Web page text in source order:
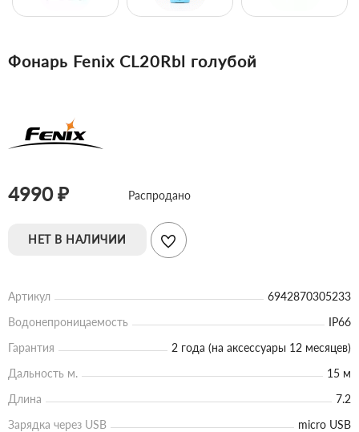
Фонарь Fenix CL20Rbl голубой
4990 ₽ Распродано
НЕТ В НАЛИЧИИ
Артикул
6942870305233
Водонепроницаемость
IP66
Гарантия
2 года (на аксессуары 12 месяцев)
Дальность м.
15 м
Длина
7.2
Зарядка через USB
micro USB